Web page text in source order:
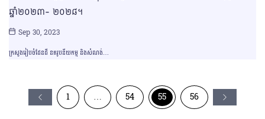
ឆ្នាំ២០២៣- ២០២៨។
Sep 30, 2023
ក្រសួងរៀបចំដែនដី នគរូបនីយកម្ម និងសំណង់…
1 … 54 55 56